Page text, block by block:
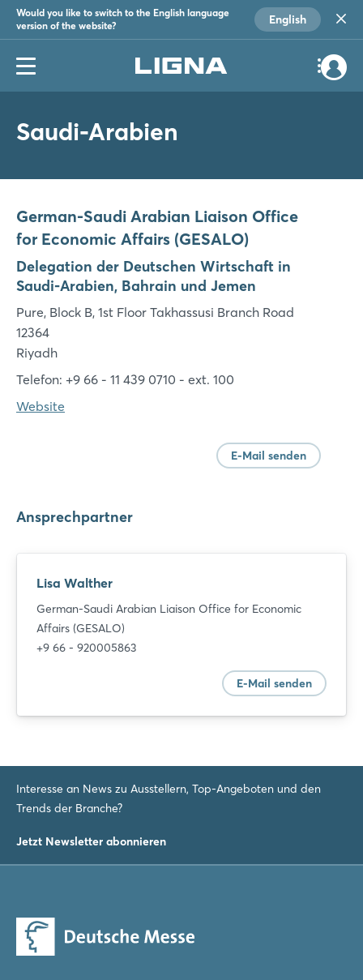
Would you like to switch to the English language
version of the website?
English
Saudi-Arabien
German-Saudi Arabian Liaison Office
for Economic Affairs (GESALO)
Delegation der Deutschen Wirtschaft in
Saudi-Arabien, Bahrain und Jemen
Pure, Block B, 1st Floor Takhassusi Branch Road
12364
Riyadh
Telefon: +9 66 - 11 439 0710 - ext. 100
Website
E-Mail senden
Ansprechpartner
Lisa Walther
German-Saudi Arabian Liaison Office for Economic
Affairs (GESALO)
+9 66 - 920005863
E-Mail senden
Interesse an News zu Ausstellern, Top-Angeboten und den
Trends der Branche?
Jetzt Newsletter abonnierenPasswort vergessen?
Jetzt registrieren